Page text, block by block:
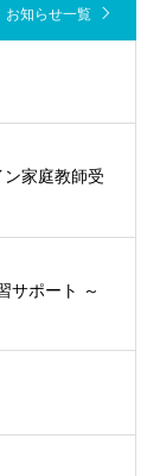
お知らせ一覧
家庭教師受
サポート ～